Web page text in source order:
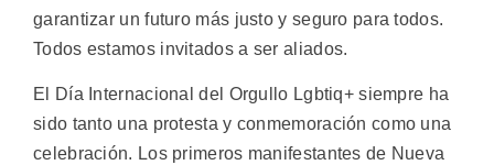
garantizar un futuro más justo y seguro para todos.
Todos estamos invitados a ser aliados.
El Día Internacional del Orgullo Lgbtiq+ siempre ha
sido tanto una protesta y conmemoración como una
celebración. Los primeros manifestantes de Nueva